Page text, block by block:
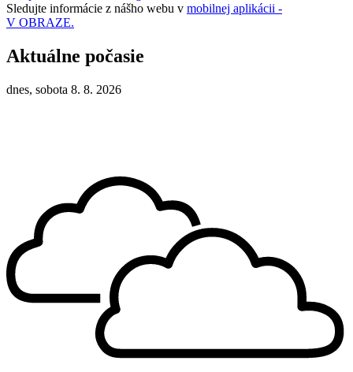
Sledujte informácie z nášho webu v mobilnej aplikácii -
V OBRAZE.
Aktuálne počasie
dnes, sobota 8. 8. 2026